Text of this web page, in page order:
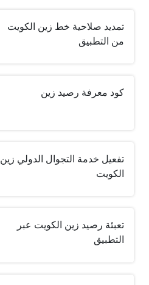
تمديد صلاحية خط زين الكويت
من التطبيق
كود معرفة رصيد زين
تفعيل خدمة التجوال الدولي زين
الكويت
تعبئة رصيد زين الكويت عبر
التطبيق